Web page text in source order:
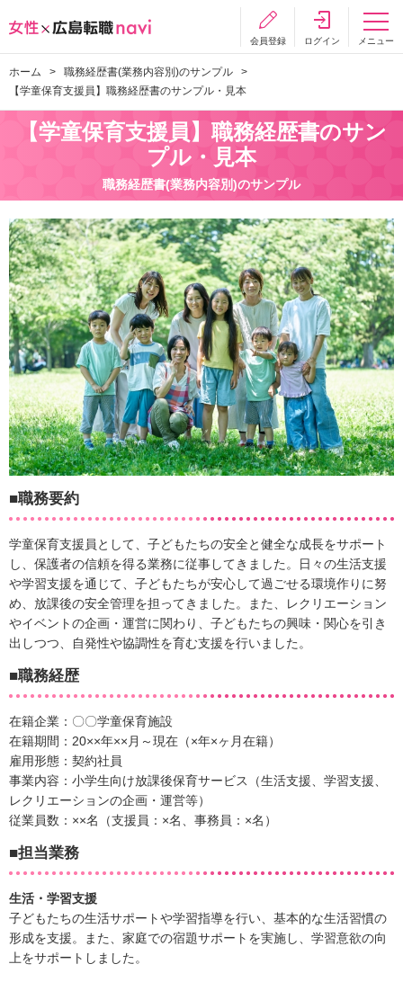
会員登録 ログイン メニュー
ホーム
職務経歴書(業務内容別)のサンプル
【学童保育支援員】職務経歴書のサンプル・見本
【学童保育支援員】職務経歴書のサン
プル・見本
職務経歴書(業務内容別)のサンプル
■職務要約
学童保育支援員として、子どもたちの安全と健全な成長をサポート
し、保護者の信頼を得る業務に従事してきました。日々の生活支援
や学習支援を通じて、子どもたちが安心して過ごせる環境作りに努
め、放課後の安全管理を担ってきました。また、レクリエーション
やイベントの企画・運営に関わり、子どもたちの興味・関心を引き
出しつつ、自発性や協調性を育む支援を行いました。
■職務経歴
在籍企業：〇〇学童保育施設
在籍期間：20××年××月～現在（×年×ヶ月在籍）
雇用形態：契約社員
事業内容：小学生向け放課後保育サービス（生活支援、学習支援、
レクリエーションの企画・運営等）
従業員数：××名（支援員：×名、事務員：×名）
■担当業務
生活・学習支援
子どもたちの生活サポートや学習指導を行い、基本的な生活習慣の
形成を支援。また、家庭での宿題サポートを実施し、学習意欲の向
上をサポートしました。